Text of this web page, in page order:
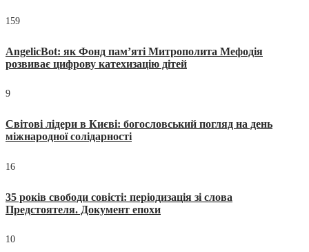
159
AngelicBot: як Фонд пам’яті Митрополита Мефодія
розвиває цифрову катехизацію дітей
9
Світові лідери в Києві: богословський погляд на день
міжнародної солідарності
16
35 років свободи совісті: періодизація зі слова
Предстоятеля. Документ епохи
10